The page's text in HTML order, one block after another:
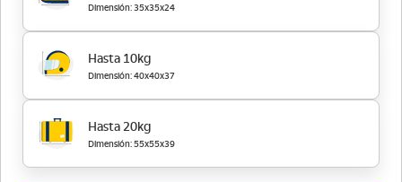
Dimensión: 35x35x24
Hasta 10kg
Dimensión: 40x40x37
Hasta 20kg
Dimensión: 55x55x39